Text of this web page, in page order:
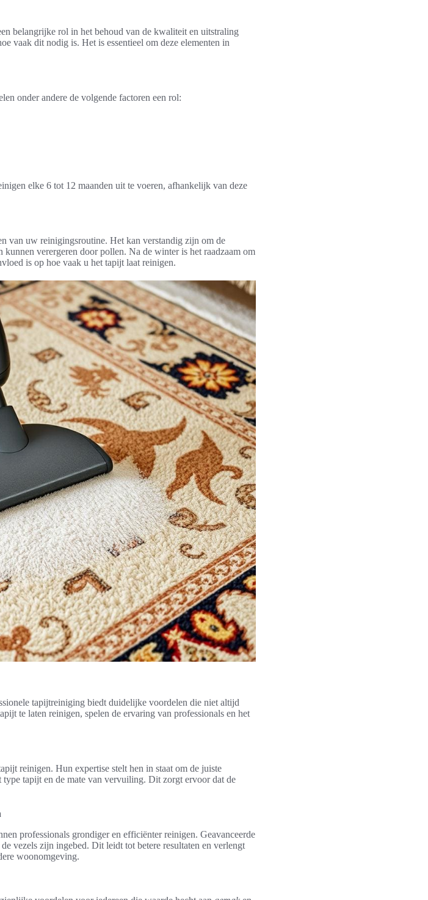
belangrijke rol in het behoud van de kwaliteit en uitstraling
vaak dit nodig is. Het is essentieel om deze elementen in
onder andere de volgende factoren een rol:
elke 6 tot 12 maanden uit te voeren, afhankelijk van deze
van uw reinigingsroutine. Het kan verstandig zijn om de
verergeren door pollen. Na de winter is het raadzaam om
is op hoe vaak u het tapijt laat reinigen.
tapijtreiniging biedt duidelijke voordelen die niet altijd
te laten reinigen, spelen de ervaring van professionals en het
reinigen. Hun expertise stelt hen in staat om de juiste
tapijt en de mate van vervuiling. Dit zorgt ervoor dat de
professionals grondiger en efficiënter reinigen. Geavanceerde
vezels zijn ingebed. Dit leidt tot betere resultaten en verlengt
woonomgeving.